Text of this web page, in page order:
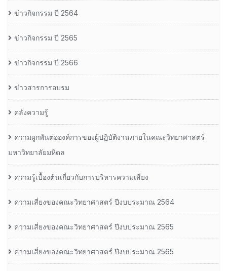
ข่าวกิจกรรม ปี 2564
ข่าวกิจกรรม ปี 2565
ข่าวกิจกรรม ปี 2566
ข่าวสารการอบรม
คลังความรู้
ความผูกพันต่อองค์การของผู้ปฏิบัติงานภายในคณะวิทยาศาสตร์
มหาวิทยาลัยมหิดล
ความรู้เบื้องต้นเกี่ยวกับการบริหารความเสี่ยง
ความเสี่ยงของคณะวิทยาศาสตร์ ปีงบประมาณ 2564
ความเสี่ยงของคณะวิทยาศาสตร์ ปีงบประมาณ 2565
ความเสี่ยงของคณะวิทยาศาสตร์ ปีงบประมาณ 2565